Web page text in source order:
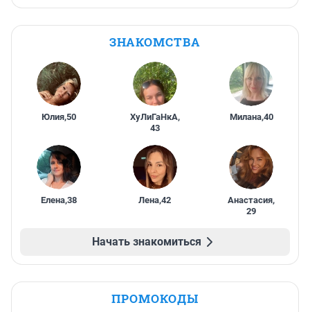
ЗНАКОМСТВА
Юлия,50 ХуЛиГаНкА,
43
Милана,40
Елена,38 Лена,42 Анастасия,
29
Начать знакомиться
ПРОМОКОДЫ